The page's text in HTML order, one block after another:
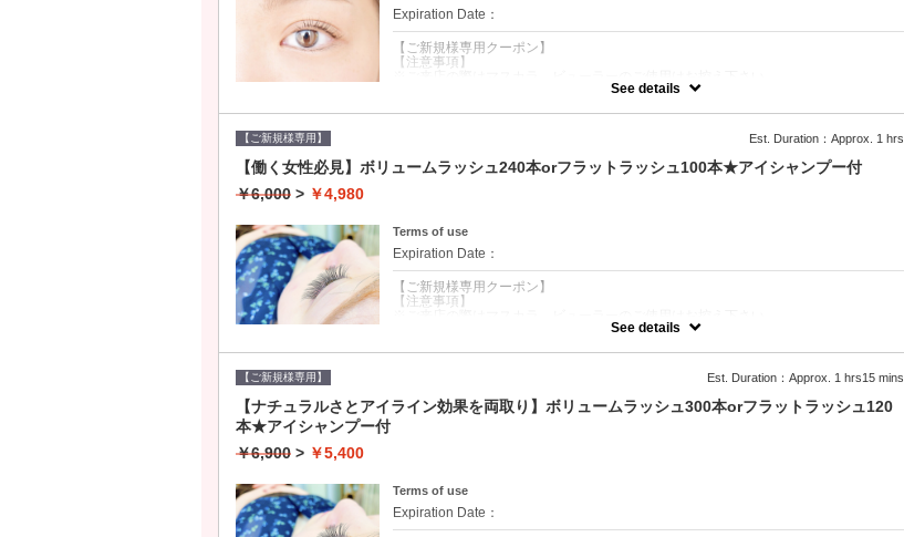
◎自分に合わせたカールをご希望の方（ナチュラルから強めのカールまで調整）
◎パリジェンヌラッシュリフトが合わなかった、上がらなかった方
◎自まつげが弱っている方
Expiration Date：
【ご新規様専用クーポン】
【注意事項】
※ご予約時間から5分以上遅れるとご希望の本数が付けられない場合がございます。
■自分に合わせたカールをご希望の方（ナチュラルから強めのカールまで調整）
■自まつげが弱っている方
■オフ+1100円
■エクステ同日不可・1週間以内にご来店下さい
See details
【ご新規様専用】 Est. Duration：Approx. 1 hrs
【働く女性必見】ボリュームラッシュ240本orフラットラッシュ100本★アイシャンプー付
￥6,000 > ￥4,980
Terms of use
Expiration Date：
【ご新規様専用クーポン】
【注意事項】
※ご予約時間から5分以上遅れるとご希望の本数が付けられない場合がございます。
【働く女性必見！朝のメイクを10分時短♪】
See details
【ご新規様専用】 Est. Duration：Approx. 1 hrs15 mins
【ナチュラルさとアイライン効果を両取り】ボリュームラッシュ300本orフラットラッシュ120
本★アイシャンプー付
￥6,900 > ￥5,400
Terms of use
Expiration Date：